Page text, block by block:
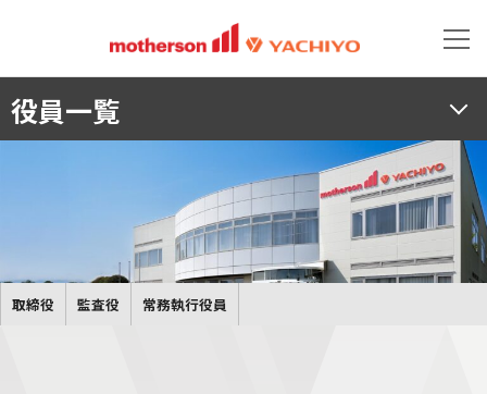
役員一覧
取締役 監査役 常務執行役員